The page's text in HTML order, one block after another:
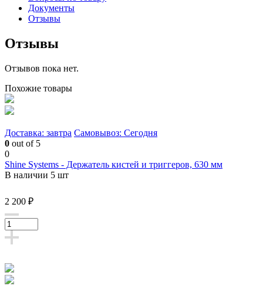
Документы
Отзывы
Отзывы
Отзывов пока нет.
Похожие товары
Доставка: завтра Самовывоз: Сегодня
0 out of 5
0
Shine Systems - Держатель кистей и триггеров, 630 мм
В наличии 5 шт
2 200 ₽